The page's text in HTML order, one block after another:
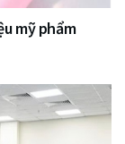
mỹ phẩm